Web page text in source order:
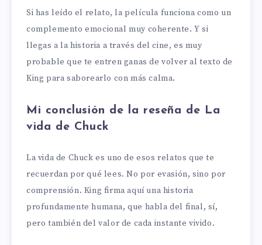
Si has leído el relato, la película funciona como un
complemento emocional muy coherente. Y si
llegas a la historia a través del cine, es muy
probable que te entren ganas de volver al texto de
King para saborearlo con más calma.
Mi conclusión de la reseña de La
vida de Chuck
La vida de Chuck es uno de esos relatos que te
recuerdan por qué lees. No por evasión, sino por
comprensión. King firma aquí una historia
profundamente humana, que habla del final, sí,
pero también del valor de cada instante vivido.